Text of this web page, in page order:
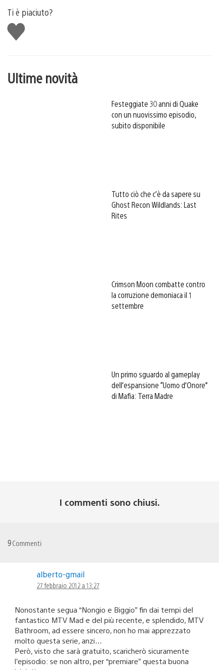
Ti è piaciuto?
Mi
piace
Ultime novità
Festeggiate 30 anni di Quake
con un nuovissimo episodio,
subito disponibile
Tutto ciò che c’è da sapere su
Ghost Recon Wildlands: Last
Rites
Crimson Moon combatte contro
la corruzione demoniaca il 1
settembre
Un primo sguardo al gameplay
dell’espansione “Uomo d’Onore”
di Mafia: Terra Madre
I commenti sono chiusi.
9Commenti
alberto-gmail
27 febbraio 2012 a 13:27
Nonostante segua “Nongio e Biggio” fin dai tempi del
fantastico MTV Mad e del più recente, e splendido, MTV
Bathroom, ad essere sincero, non ho mai apprezzato
molto questa serie, anzi…
Però, visto che sarà gratuito, scaricherò sicuramente
l’episodio: se non altro, per “premiare” questa buona